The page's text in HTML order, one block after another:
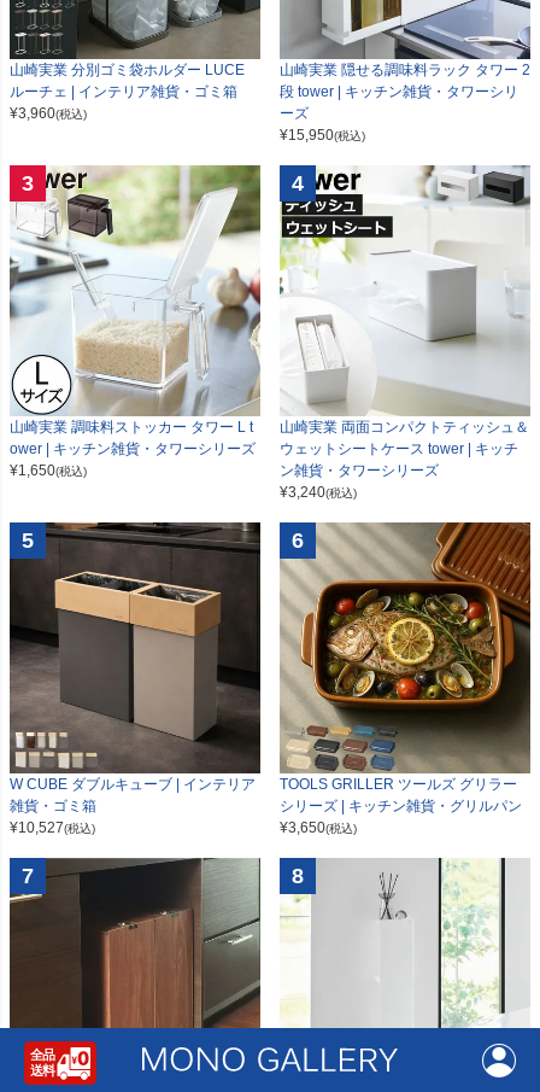
山崎実業 分別ゴミ袋ホルダー LUCE
ルーチェ | インテリア雑貨・ゴミ箱
¥3,960(税込)
山崎実業 隠せる調味料ラック タワー 2
段 tower | キッチン雑貨・タワーシリ
ーズ
¥15,950(税込)
3
山崎実業 調味料ストッカー タワー L t
ower | キッチン雑貨・タワーシリーズ
¥1,650(税込)
4
山崎実業 両面コンパクトティッシュ＆
ウェットシートケース tower | キッチ
ン雑貨・タワーシリーズ
¥3,240(税込)
5
W CUBE ダブルキューブ | インテリア
雑貨・ゴミ箱
¥10,527(税込)
6
TOOLS GRILLER ツールズ グリラー
シリーズ | キッチン雑貨・グリルパン
¥3,650(税込)
7 8